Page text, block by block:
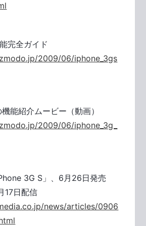
完全ガイド
2009/06/iphone_3gs
能紹介ムービー（動画）
2009/06/iphone_3g_
3G S」、6月26日発売
17日配信
news/articles/0906